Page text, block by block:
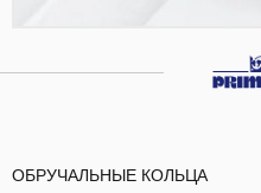
ОБРУЧАЛЬНЫЕ КОЛЬЦА